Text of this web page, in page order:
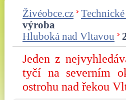
Živéobce.cz
výroba
Hluboká nad Vltavou
Jeden z
tyčí na severním
ostrohu nad řekou